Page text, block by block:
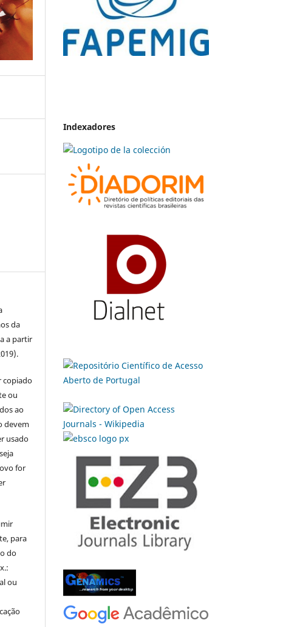
da
a partir
copiado
ou
ao
devem
usado
for
para
do
ou
Indexadores